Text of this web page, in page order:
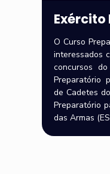
O Curso
interessados
concursos
Preparatório
de Cadetes
Preparatório
das Armas